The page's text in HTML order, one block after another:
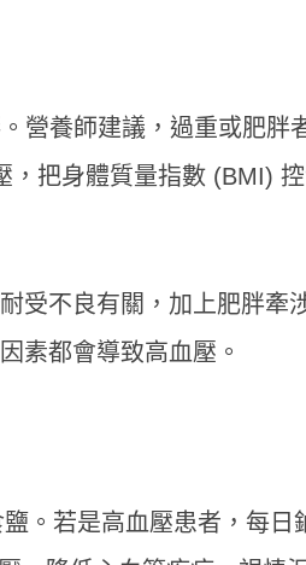
營養師建議，過重或肥胖
，把身體質量指數 (BMI)
受不良有關，加上肥胖牽
素都會導致高血壓。
。若是高血壓患者，每日